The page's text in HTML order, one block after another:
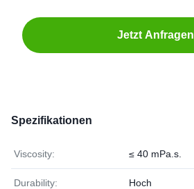
Jetzt Anfragen
Spezifikationen
Viscosity: ≤ 40 mPa.s.
Durability: Hoch